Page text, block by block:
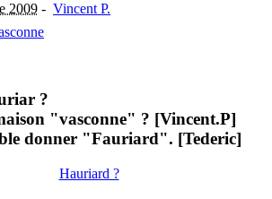
2009 - Vincent P.
?
"vasconne" ? [Vincent.P]
donner "Fauriard". [Tederic]
Hauriard ?